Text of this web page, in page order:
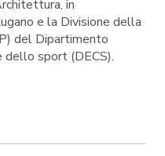
in
e la Divisione della
del Dipartimento
dello sport (DECS).